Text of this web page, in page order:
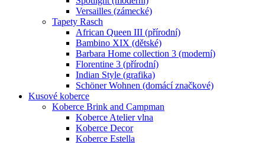
Versailles (zámecké)
Tapety Rasch
African Queen III (přírodní)
Bambino XIX (dětské)
Barbara Home collection 3 (moderní)
Florentine 3 (přírodní)
Indian Style (grafika)
Schöner Wohnen (domácí značkové)
Kusové koberce
Koberce Brink and Campman
Koberce Atelier vlna
Koberce Decor
Koberce Estella